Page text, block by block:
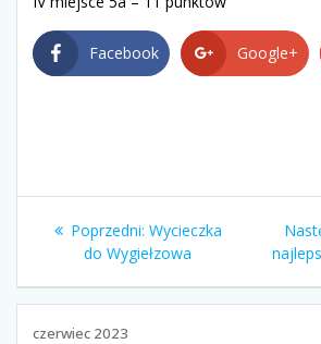
Facebook Google+
Nawigacja
wpisu
Poprzedni: Poprzedni
wpis:
Wycieczka
do Wygiełzowa
czerwiec 2023